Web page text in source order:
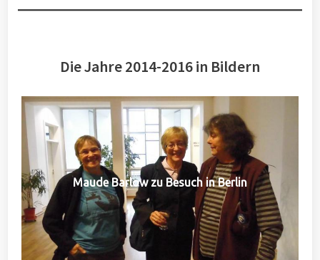
Die Jahre 2014-2016 in Bildern
Maude Barlow zu Besuch in Berlin